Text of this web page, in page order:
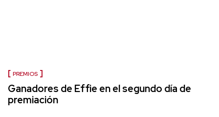
PREMIOS
Ganadores de Effie en el segundo día de
premiación